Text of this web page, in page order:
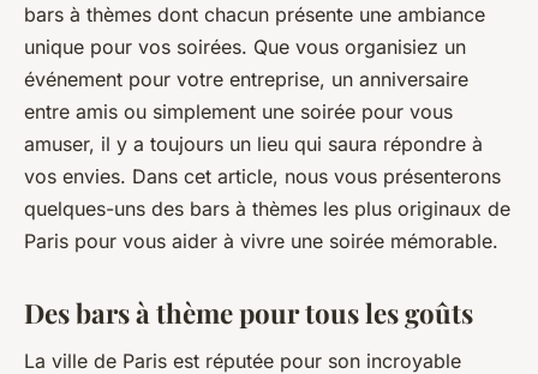
bars à thèmes dont chacun présente une ambiance
unique pour vos soirées. Que vous organisiez un
événement pour votre entreprise, un anniversaire
entre amis ou simplement une soirée pour vous
amuser, il y a toujours un lieu qui saura répondre à
vos envies. Dans cet article, nous vous présenterons
quelques-uns des bars à thèmes les plus originaux de
Paris pour vous aider à vivre une soirée mémorable.
Des bars à thème pour tous les goûts
La ville de Paris est réputée pour son incroyable